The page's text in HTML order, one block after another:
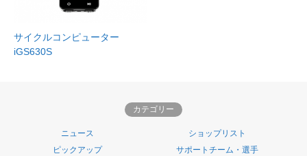
サイクルコンピューター
iGS630S
カテゴリー
ニュース
ショップリスト
ピックアップ
サポートチーム・選手